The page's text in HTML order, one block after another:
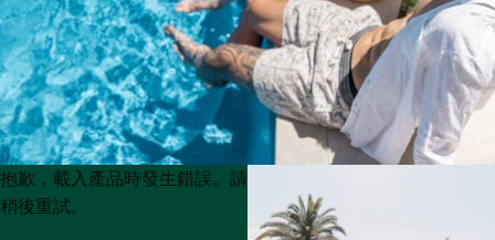
Product
List
Product
List
抱歉，載入產品時發生錯誤。請
稍後重試。